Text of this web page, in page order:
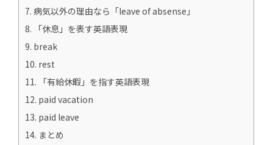
7. 病気以外の理由なら「leave of absense」
8. 「休息」を表す英語表現
9. break
10. rest
11. 「有給休暇」を指す英語表現
12. paid vacation
13. paid leave
14. まとめ